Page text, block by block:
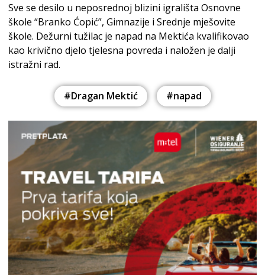
Sve se desilo u neposrednoj blizini igrališta Osnovne
škole “Branko Ćopić”, Gimnazije i Srednje mješovite
škole. Dežurni tužilac je napad na Mektića kvalifikovao
kao krivično djelo tjelesna povreda i naložen je dalji
istražni rad.
#Dragan Mektić #napad